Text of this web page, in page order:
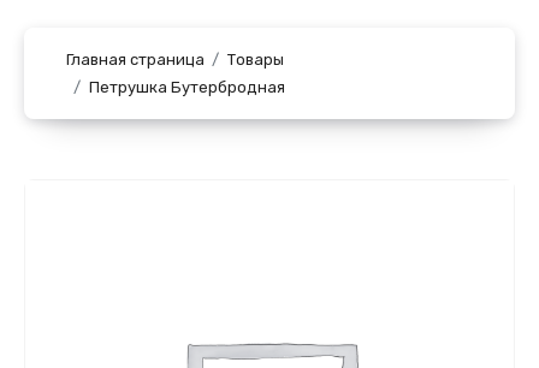
Главная страница
Товары
Петрушка Бутербродная